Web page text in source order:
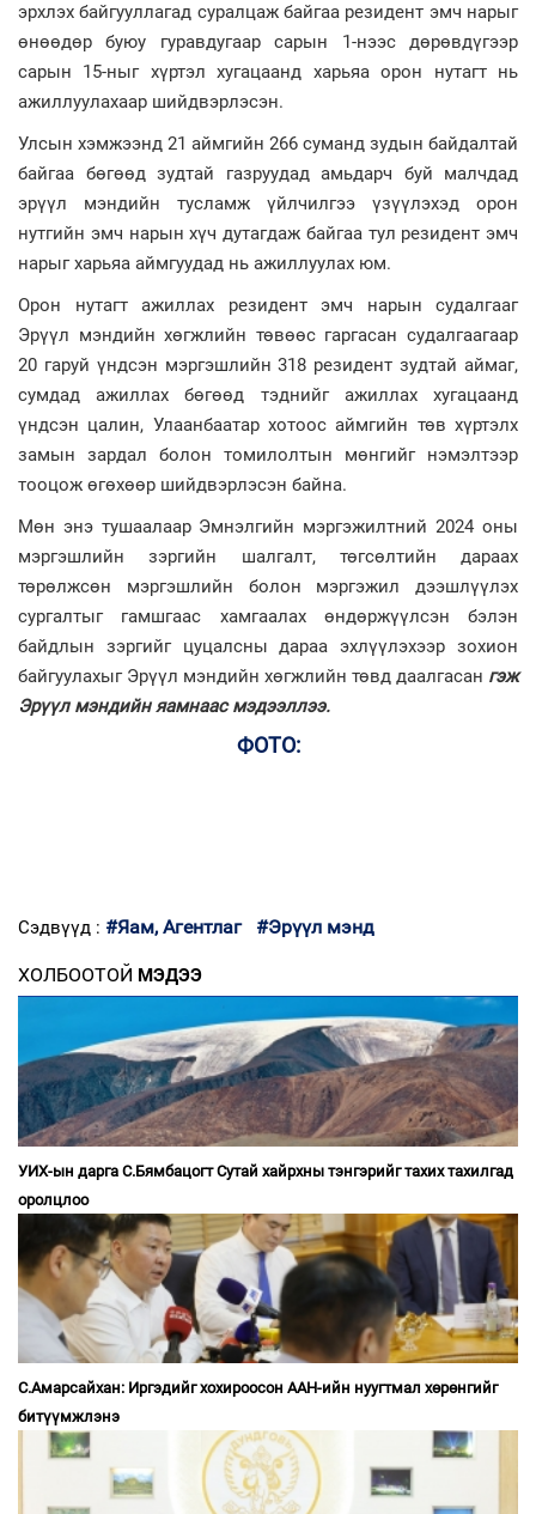
эрхлэх байгууллагад суралцаж байгаа резидент эмч нарыг
өнөөдөр буюу гуравдугаар сарын 1-нээс дөрөвдүгээр
сарын 15-ныг хүртэл хугацаанд харьяа орон нутагт нь
ажиллуулахаар шийдвэрлэсэн.
Улсын хэмжээнд 21 аймгийн 266 суманд зудын байдалтай
байгаа бөгөөд зудтай газруудад амьдарч буй малчдад
эрүүл мэндийн тусламж үйлчилгээ үзүүлэхэд орон
нутгийн эмч нарын хүч дутагдаж байгаа тул резидент эмч
нарыг харьяа аймгуудад нь ажиллуулах юм.
Орон нутагт ажиллах резидент эмч нарын судалгааг
Эрүүл мэндийн хөгжлийн төвөөс гаргасан судалгаагаар
20 гаруй үндсэн мэргэшлийн 318 резидент зудтай аймаг,
сумдад ажиллах бөгөөд тэднийг ажиллах хугацаанд
үндсэн цалин, Улаанбаатар хотоос аймгийн төв хүртэлх
замын зардал болон томилолтын мөнгийг нэмэлтээр
тооцож өгөхөөр шийдвэрлэсэн байна.
Мөн энэ тушаалаар Эмнэлгийн мэргэжилтний 2024 оны
мэргэшлийн зэргийн шалгалт, төгсөлтийн дараах
төрөлжсөн мэргэшлийн болон мэргэжил дээшлүүлэх
сургалтыг гамшгаас хамгаалах өндөржүүлсэн бэлэн
байдлын зэргийг цуцалсны дараа эхлүүлэхээр зохион
байгуулахыг Эрүүл мэндийн хөгжлийн төвд даалгасан гэж
Эрүүл мэндийн яамнаас мэдээллээ.
ФОТО:
Сэдвүүд : #Яам, Агентлаг #Эрүүл мэнд
ХОЛБООТОЙ МЭДЭЭ
УИХ-ын дарга С.Бямбацогт Сутай хайрхны тэнгэрийг тахих тахилгад
оролцлоо
С.Амарсайхан: Иргэдийг хохироосон ААН-ийн нуугтмал хөрөнгийг
битүүмжлэнэ